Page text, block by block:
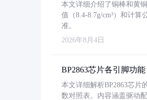
本文详细介绍了铜棒和黄
值（8.4-8.7g/cm³）和计
准。
2026年8月4日
BP2863芯片各引脚功能
本文详细解析BP2863芯片
数对照表。内容涵盖驱动